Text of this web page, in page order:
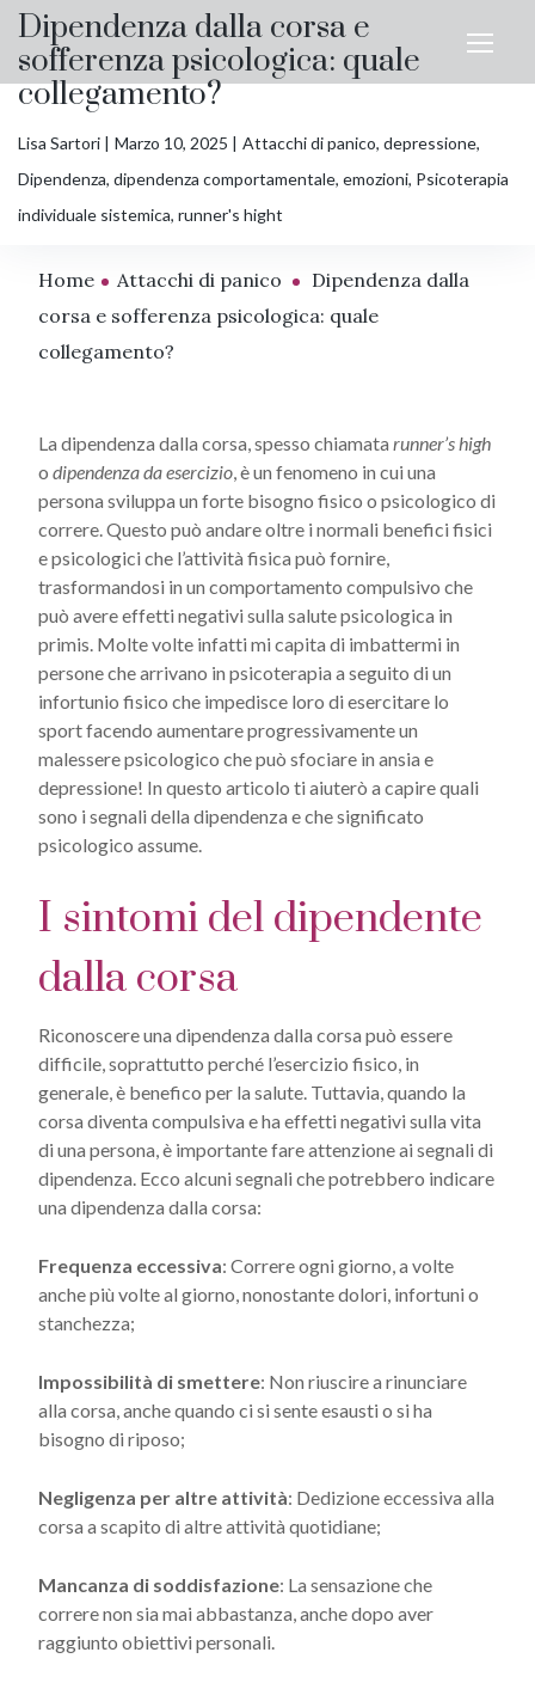
Dipendenza dalla corsa e
sofferenza psicologica: quale
collegamento?
Lisa Sartori Marzo 10, 2025 Attacchi di panico, depressione,
Dipendenza, dipendenza comportamentale, emozioni, Psicoterapia
individuale sistemica, runner's hight
Home Attacchi di panico
Dipendenza dalla
corsa e sofferenza psicologica: quale
collegamento?
La dipendenza dalla corsa, spesso chiamatarunner’s high
odipendenza da esercizio, è un fenomeno in cui una
persona sviluppa un forte bisogno fisico o psicologico di
correre. Questo può andare oltre i normali benefici fisici
e psicologici che l’attività fisica può fornire,
trasformandosi in un comportamento compulsivo che
può avere effetti negativi sulla salute psicologica in
primis. Molte volte infatti mi capita di imbattermi in
persone che arrivano in psicoterapia a seguito di un
infortunio fisico che impedisce loro di esercitare lo
sport facendo aumentare progressivamente un
malessere psicologico che può sfociare in ansia e
depressione! In questo articolo ti aiuterò a capire quali
sono i segnali della dipendenza e che significato
psicologico assume.
I sintomi del dipendente
dalla corsa
Riconoscere una dipendenza dalla corsa può essere
difficile, soprattutto perché l’esercizio fisico, in
generale, è benefico per la salute. Tuttavia, quando la
corsa diventa compulsiva e ha effetti negativi sulla vita
di una persona, è importante fare attenzione ai segnali di
dipendenza. Ecco alcuni segnali che potrebbero indicare
una dipendenza dalla corsa:
Frequenza eccessiva: Correre ogni giorno, a volte
anche più volte al giorno, nonostante dolori, infortuni o
stanchezza;
Impossibilità di smettere: Non riuscire a rinunciare
alla corsa, anche quando ci si sente esausti o si ha
bisogno di riposo;
Negligenza per altre attività: Dedizione eccessiva alla
corsa a scapito di altre attività quotidiane;
Mancanza di soddisfazione: La sensazione che
correre non sia mai abbastanza, anche dopo aver
raggiunto obiettivi personali.